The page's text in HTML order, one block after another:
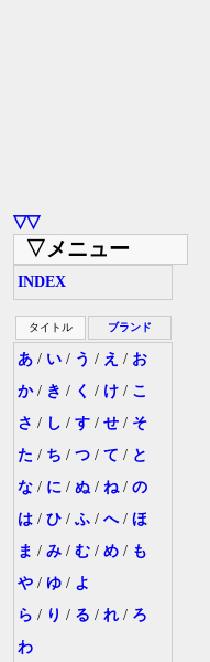
▽▽
▽メニュー
INDEX
タイトル ブランド
あ / い / う / え / お
か/ き / く / け / こ
さ / し / す / せ / そ
た / ち / つ / て / と
な / に / ぬ / ね / の
は / ひ / ふ / へ/ ほ
ま / み / む / め / も
や / ゆ / よ
ら / り / る / れ / ろ
わ